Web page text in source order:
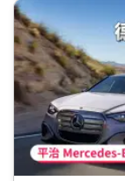
入深搞清楚所